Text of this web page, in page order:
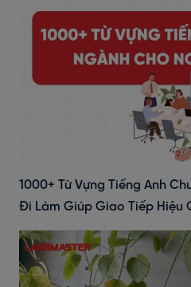
1000+ Từ Vựng Tiếng Anh
Đi Làm Giúp Giao Tiếp Hiệu